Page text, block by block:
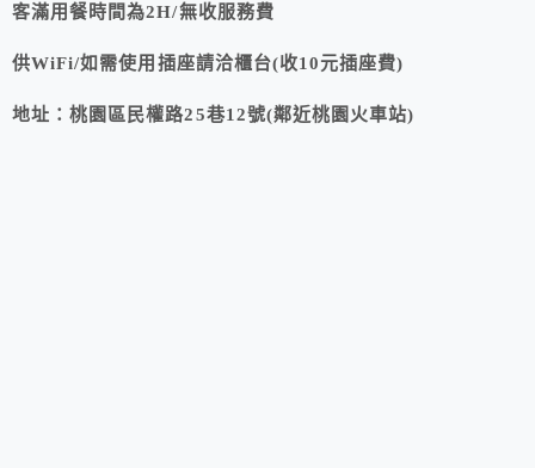
客滿用餐時間為2H/無收服務費
供WiFi/如需使用插座請洽櫃台(收10元插座費)
地址：桃園區 民權路25巷12號(鄰近桃園火車站)